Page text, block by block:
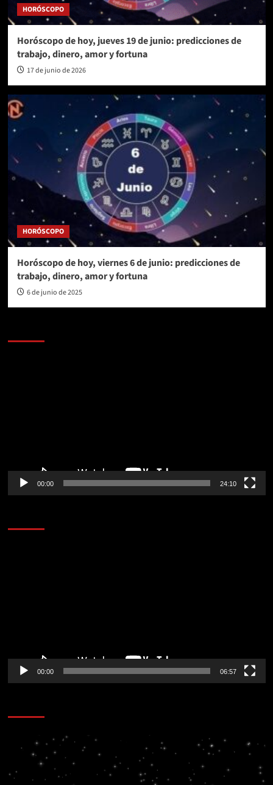
HORÓSCOPO
Horóscopo de hoy, jueves 19 de junio: predicciones de
trabajo, dinero, amor y fortuna
17 de junio de 2026
HORÓSCOPO
Horóscopo de hoy, viernes 6 de junio: predicciones de
trabajo, dinero, amor y fortuna
6 de junio de 2025
00:00 24:10
00:00 06:57
Reproductor
vídeo